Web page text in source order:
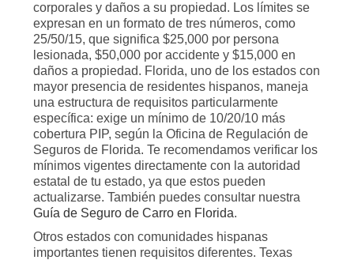
corporales y daños a su propiedad. Los límites se
expresan en un formato de tres números, como
25/50/15, que significa $25,000 por persona
lesionada, $50,000 por accidente y $15,000 en
daños a propiedad. Florida, uno de los estados con
mayor presencia de residentes hispanos, maneja
una estructura de requisitos particularmente
específica: exige un mínimo de 10/20/10 más
cobertura PIP, según la Oficina de Regulación de
Seguros de Florida. Te recomendamos verificar los
mínimos vigentes directamente con la autoridad
estatal de tu estado, ya que estos pueden
actualizarse. También puedes consultar nuestra
Guía de Seguro de Carro en Florida.
Otros estados con comunidades hispanas
importantes tienen requisitos diferentes. Texas